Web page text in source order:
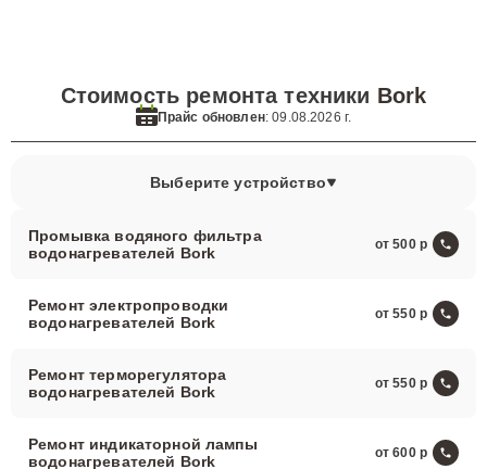
Стоимость ремонта техники Bork
Прайс обновлен: 09.08.2026 г.
Выберите устройство
Промывка водяного фильтра
водонагревателей Bork
от 500
Ремонт электропроводки
водонагревателей Bork
от 550
Ремонт терморегулятора
водонагревателей Bork
от 550
Ремонт индикаторной лампы
водонагревателей Bork
от 600